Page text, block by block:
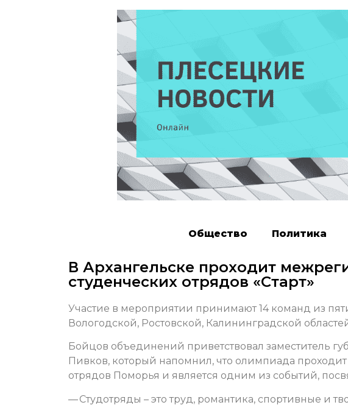
Общество Политика
В Архангельске проходит
студенческих отрядов «Старт»
Участие в мероприятии принимают 14 команд из
Вологодской, Ростовской, Калининградской
Бойцов объединений приветствовал заместитель
Пивков, который напомнил, что олимпиада
отрядов Поморья и является одним из событий,
— Студотряды – это труд, романтика, спортивные и